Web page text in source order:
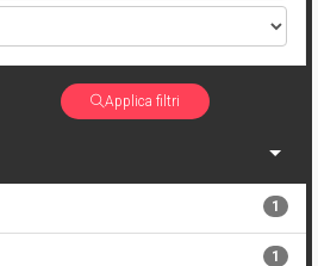
Applica filtri
1
1